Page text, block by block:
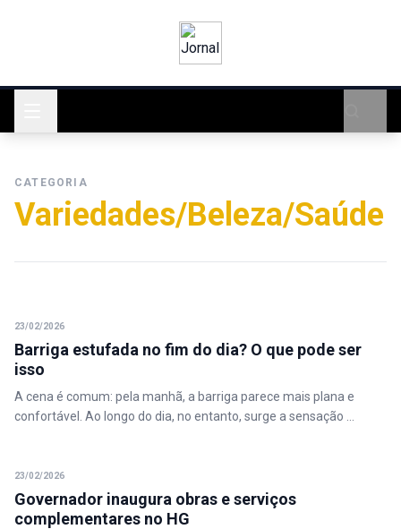
CATEGORIA
Variedades/Beleza/Saúde
23/02/2026
Barriga estufada no fim do dia? O que pode ser
isso
A cena é comum: pela manhã, a barriga parece mais plana e
confortável. Ao longo do dia, no entanto, surge a sensação ...
23/02/2026
Governador inaugura obras e serviços
complementares no HG